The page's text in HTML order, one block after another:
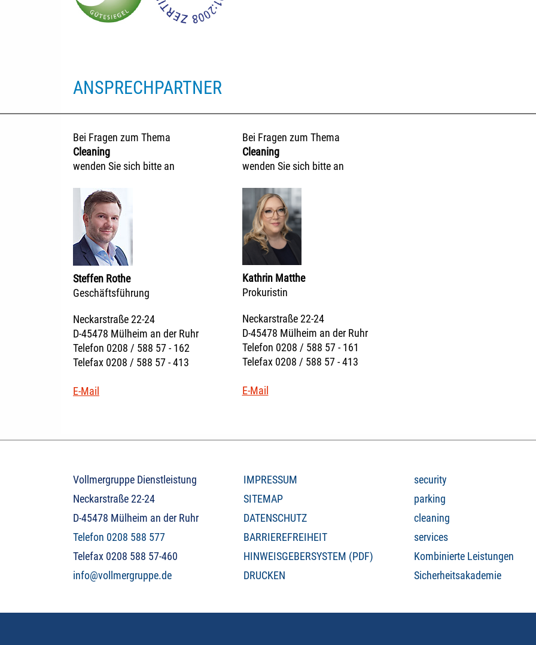
ANSPRECHPARTNER
Bei Fragen zum Thema
Cleaning
wenden Sie sich bitte an
Steffen Rothe
Geschäftsführung
Neckarstraße 22-24
D-45478 Mülheim an der Ruhr
Telefon 0208 / 588 57 - 162
Telefax 0208 / 588 57 - 413
E-Mail
Bei Fragen zum Thema
Cleaning
wenden Sie sich bitte an
Kathrin Matthe
Prokuristin
Neckarstraße 22-24
D-45478 Mülheim an der Ruhr
Telefon 0208 / 588 57 - 161
Telefax 0208 / 588 57 - 413
E-Mail
Vollmergruppe Dienstleistung
Neckarstraße 22-24
D-45478 Mülheim an der Ruhr
Telefon 0208 588 577
Telefax 0208 588 57-460
info@vollmergruppe.de
IMPRESSUM
SITEMAP
DATENSCHUTZ
BARRIEREFREIHEIT
HINWEISGEBERSYSTEM (PDF)
DRUCKEN
security
parking
cleaning
services
Kombinierte Leistungen
Sicherheitsakademie